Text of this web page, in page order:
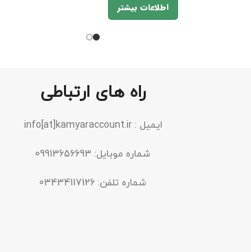
اطلاعات بیشتر
راه های ارتباطی
ایمیل : info[at]kamyaraccount.ir
شماره موبایل: 09913656693
شماره تلفن: 03434117126